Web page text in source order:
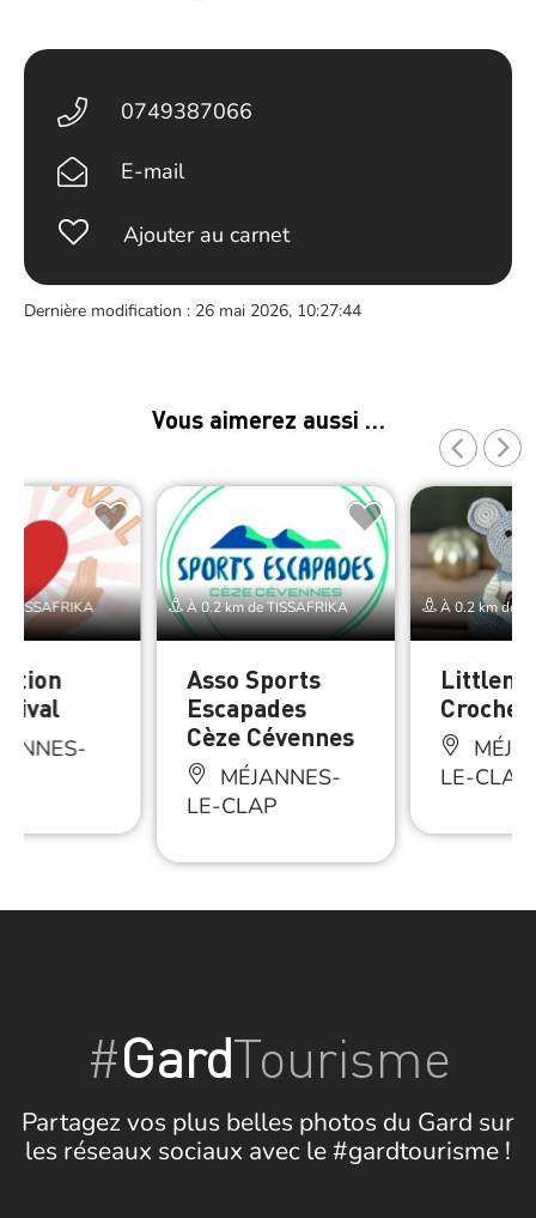
0749387066
E-mail
Ajouter au carnet
Dernière modification : 26 mai 2026, 10:27:44
Vous aimerez aussi …
TISSAFRIKA À 0.2 km de TISSAFRIKA
Asso Sports
Escapades
Cèze Cévennes
MÉJANNES-
LE-CLAP
À 0.2 km de
Crochet
LE-CLAP
#GardTourisme
Partagez vos plus belles photos du Gard sur
les réseaux sociaux avec le #gardtourisme !